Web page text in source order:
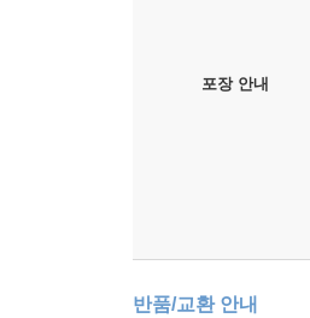
디오니소스를 구한 형
제11화 아레스: 전쟁
보이지 않는 그물에
트로이의 전장에서 341
포장 안내
반품/교환 안내